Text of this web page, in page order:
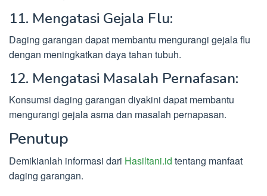
11. Mengatasi Gejala Flu:
Daging garangan dapat membantu mengurangi gejala flu
dengan meningkatkan daya tahan tubuh.
12. Mengatasi Masalah Pernafasan:
Konsumsi daging garangan diyakini dapat membantu
mengurangi gejala asma dan masalah pernapasan.
Penutup
Demikianlah informasi dari Hasiltani.id tentang manfaat
daging garangan.